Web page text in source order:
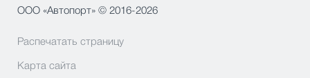
ООО «Автопорт» © 2016-2026
Распечатать страницу
Карта сайта